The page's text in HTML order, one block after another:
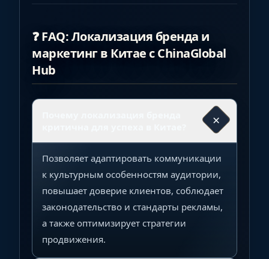
❓ FAQ: Локализация бренда и
маркетинг в Китае с ChinaGlobal
Hub
×
Позволяет адаптировать коммуникации
к культурным особенностям аудитории,
повышает доверие клиентов, соблюдает
законодательство и стандарты рекламы,
а также оптимизирует стратегии
продвижения.